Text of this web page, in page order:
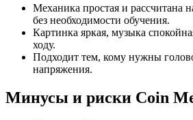
Механика простая и рассчитана
без необходимости обучения.
Картинка яркая, музыка
ходу.
Подходит тем, кому нужны
напряжения.
Минусы и риски Coin